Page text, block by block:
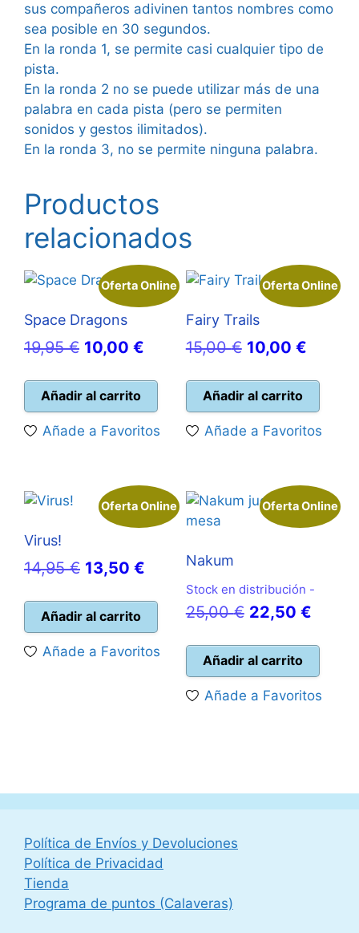
sus compañeros adivinen tantos nombres como
sea posible en 30 segundos.
En la ronda 1, se permite casi cualquier tipo de
pista.
En la ronda 2 no se puede utilizar más de una
palabra en cada pista (pero se permiten
sonidos y gestos ilimitados).
En la ronda 3, no se permite ninguna palabra.
Productos
relacionados
Oferta Online
Space Dragons
19,95€ El
original
10,00 €
Añadir al carrito
Añade a Favoritos
Oferta Online
Fairy Trails
15,00€ El
original
10,00 €El
Añadir al carrito
Añade a Favoritos
Oferta Online
Virus!
14,95€ El
original
era:
14,95 €.
13,50 €
precio
actual
es:
13,50 €.
Añadir al carrito
Añade a Favoritos
Oferta Online
Nakum
Stock en distribución -
25,00€ El
original
era:
25,00 €.
22,50 €El
es:
22,50
Añadir al carrito
Añade a Favoritos
Política de Envíos y Devoluciones
Política de Privacidad
Tienda
Programa de puntos (Calaveras)